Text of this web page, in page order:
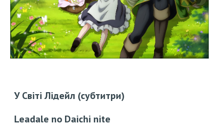
У Світі Лідейл (субтитри)
Leadale no Daichi nite